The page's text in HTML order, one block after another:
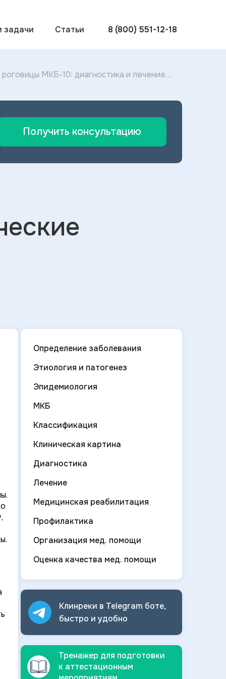
задачи Статьи 8 (800) 551-12-18
МКБ-10: диагностика и лечение
Получить консультацию
Определение заболевания
Этиология и патогенез
Эпидемиология
МКБ
Классификация
Клиническая картина
Диагностика
Лечение
Медицинская реабилитация
Профилактика
Организация мед. помощи
Оценка качества мед. помощи
Клинреки в Telegram боте,
быстро и удобно
Тренажер для подготовки
к аттестационным